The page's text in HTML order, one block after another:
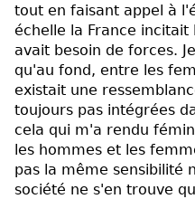
tout en faisant appel à
échelle la France
avait besoin de forces.
qu'au fond, entre les
existait une
toujours pas intégrées
cela qui m'a rendu
les hommes et les
pas la même sensibilité
société ne s'en trouve